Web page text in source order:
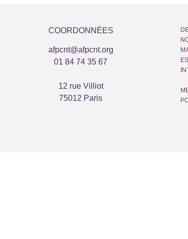
COORDONNÉES
afpcnt@afpcnt.org
01 84 74 35 67
12 rue Villiot
75012 Paris